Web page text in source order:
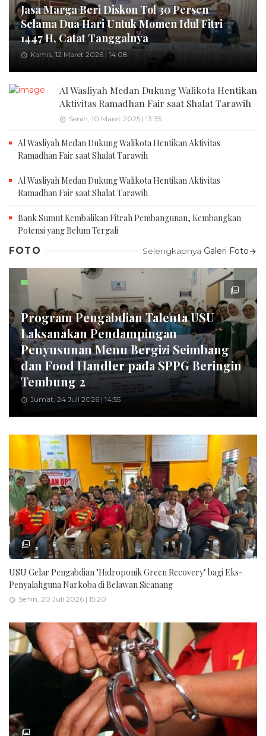
Jasa Marga Beri Diskon Tol 30 Persen
Selama Dua Hari Untuk Momen Idul Fitri
1447 H, Catat Tanggalnya
Kamis, 12 Maret 2026 | 14:08
Al Wasliyah Medan Dukung Walikota Hentikan
Aktivitas Ramadhan Fair saat Shalat Tarawih
Senin, 10 Maret 2025 | 13:35
Al Wasliyah Medan Dukung Walikota Hentikan Aktivitas
Ramadhan Fair saat Shalat Tarawih
Al Wasliyah Medan Dukung Walikota Hentikan Aktivitas
Ramadhan Fair saat Shalat Tarawih
Bank Sumut Kembalikan Fitrah Pembangunan, Kembangkan
Potensi yang Belum Tergali
FOTO
Selengkapnya Galeri Foto
Program Pengabdian Talenta USU
Laksanakan Pendampingan
Penyusunan Menu Bergizi Seimbang
dan Food Handler pada SPPG Beringin
Tembung 2
Jumat, 24 Juli 2026 | 14:55
USU Gelar Pengabdian "Hidroponik Green Recovery" bagi Eks-
Penyalahguna Narkoba di Belawan Sicanang
Senin, 20 Juli 2026 | 15:20